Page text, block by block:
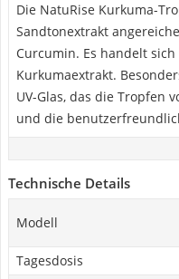
Die NatuRise Kurkuma-
Sandtonextrakt
Curcumin. Es handelt
Kurkumaextrakt.
UV-Glas, das die Tropfen
und die
Technische Details
Modell
Tagesdosis